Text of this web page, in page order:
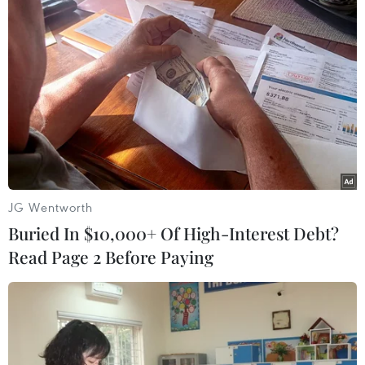
#Quimi-Vio #Phế cầu khuẩn
#Đảng Cộng sản Cuba
#BioCubaFarma
#Viêm tai giữa
JG Wentworth
Buried In $10,000+ Of High-Interest Debt?
Read Page 2 Before Paying